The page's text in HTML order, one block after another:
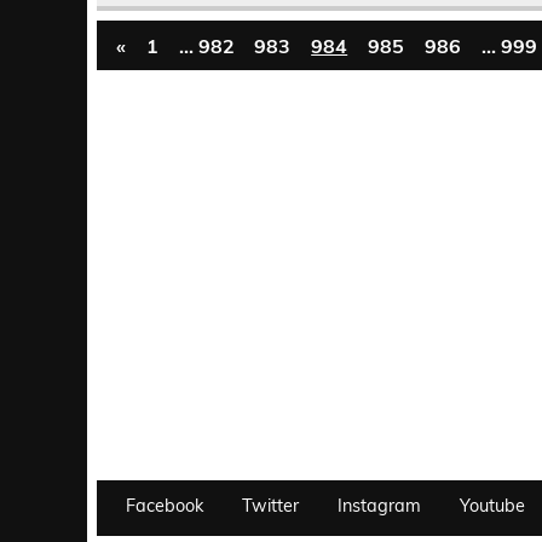
« 1 … 982 983 984 985 986 … 999
Facebook Twitter Instagram Youtube